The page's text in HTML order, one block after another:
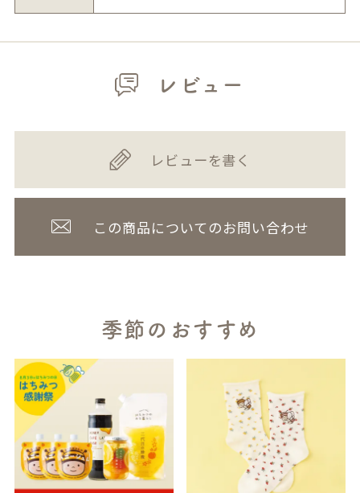
レビュー
レビューを書く
この商品についてのお問い合わせ
季節のおすすめ